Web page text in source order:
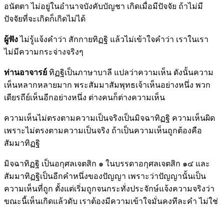
อนัตตา ไม่อยู่ในอำนาจบังคับบัญชา เกิดเมื่อมีปัจจัย ถ้าไม่มี
ปัจจัยที่จะเกิดก็เกิดไม่ได้
ผู้ฟังไม่รู้แจ้งคำว่า สักกายทิฏฐิ แล้วไม่เข้าใจคำว่า เราในเรา
ไม่มีความกระจ่างจริงๆ
ท่านอาจารย์ ทิฏฐิเป็นภาษาบาลี แปลว่าความเห็น ดังนั้นความ
เห็นหลากหลายมาก พระสัมมาสัมพุทธเจ้าเห็นอย่างหนึ่ง พวก
เดียรถีย์เห็นอีกอย่างหนึ่ง ต่างคนก็ต่างความเห็น
ความเห็นไม่ตรงตามความเป็นจริงเป็นมิจฉาทิฏฐิ ความเห็นผิด
เพราะไม่ตรงตามความเป็นจริง ถ้าเป็นความเห็นถูกต้องคือ
สัมมาทิฏฐิ
มิจฉาทิฏฐิ เป็นอกุศลเจตสิก ๑ ในบรรดาอกุศลเจตสิก ๑๔ และ
สัมมาทิฏฐิเป็นอีกคำหนึ่งของปัญญา เพราะว่าปัญญานั้นเป็น
ความเห็นที่ถูก ตั้งแต่เริ่มถูกจนกระทั่งประจักษ์แจ้งความจริงว่า
ขณะนี้เห็นเกิดแล้วดับ เราต้องมีความเข้าใจมั่นคงทีละคำ ไม่ใช่